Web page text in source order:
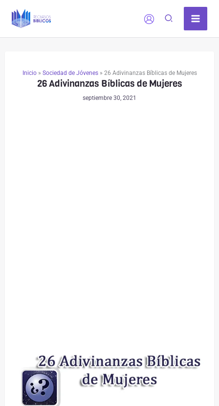
Inicio» Sociedad de Jóvenes» 26 Adivinanzas Bíblicas de Mujeres
26 Adivinanzas Bíblicas de Mujeres
septiembre 30, 2021